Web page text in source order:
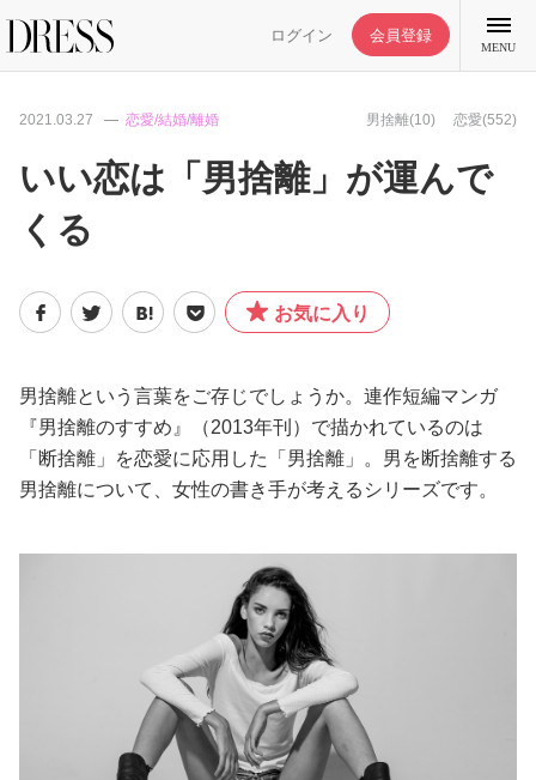
ログイン 会員登録
MENU
DRESS部活
ファッション
ワークスタイル
妊娠/出産/家族
2021.03.27 恋愛/結婚/離婚 男捨離(10) 恋愛(552)
いい恋は「男捨離」が運んで
くる
お気に入り
男捨離という言葉をご存じでしょうか。連作短編マンガ
『男捨離のすすめ』（2013年刊）で描かれているのは
「断捨離」を恋愛に応用した「男捨離」。男を断捨離する
男捨離について、女性の書き手が考えるシリーズです。